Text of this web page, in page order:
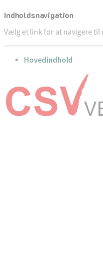
Indholdsnavigation
Vælg et link for at navigere
gå til
Hovedindhold